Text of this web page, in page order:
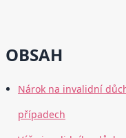
OBSAH
Nárok na invalidní
případech